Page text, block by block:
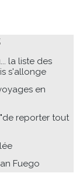
la liste des
s'allonge
en
reporter tout
Fuego